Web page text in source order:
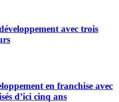
avec trois
en franchise avec
d’ici cinq ans